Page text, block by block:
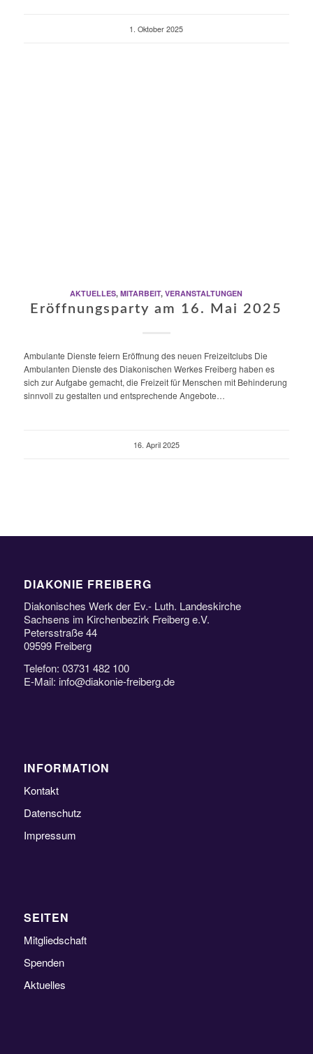
1. Oktober 2025
AKTUELLES,MITARBEIT,VERANSTALTUNGEN
Eröffnungsparty am 16. Mai 2025
Ambulante Dienste feiern Eröffnung des neuen Freizeitclubs Die
Ambulanten Dienste des Diakonischen Werkes Freiberg haben es
sich zur Aufgabe gemacht, die Freizeit für Menschen mit Behinderung
sinnvoll zu gestalten und entsprechende Angebote…
16. April 2025
DIAKONIE FREIBERG
Diakonisches Werk der Ev.- Luth. Landeskirche
Sachsens im Kirchenbezirk Freiberg e.V.
Petersstraße 44
09599 Freiberg
Telefon: 03731 482 100
E-Mail: info@diakonie-freiberg.de
INFORMATION
Kontakt
Datenschutz
Impressum
SEITEN
Mitgliedschaft
Spenden
Aktuelles